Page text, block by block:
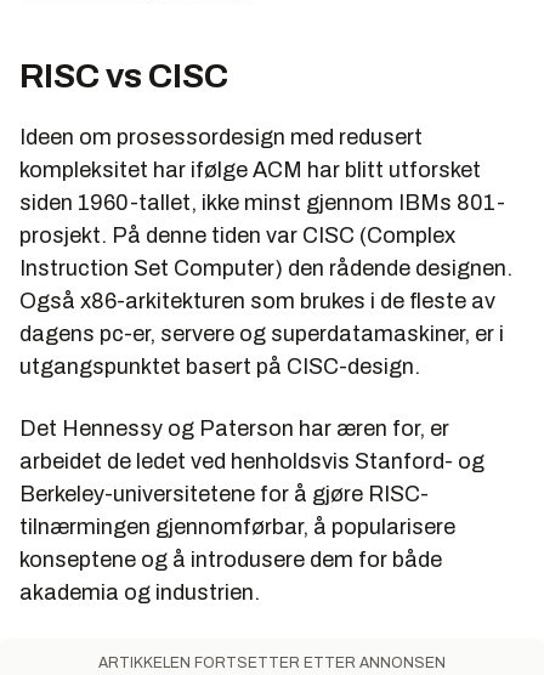
RISC vs CISC
Ideen om prosessordesign med redusert
kompleksitet har ifølge ACM har blitt utforsket
siden 1960-tallet, ikke minst gjennom IBMs 801-
prosjekt. På denne tiden var CISC (Complex
Instruction Set Computer) den rådende designen.
Også x86-arkitekturen som brukes i de fleste av
dagens pc-er, servere og superdatamaskiner, er i
utgangspunktet basert på CISC-design.
Det Hennessy og Paterson har æren for, er
arbeidet de ledet ved henholdsvis Stanford- og
Berkeley-universitetene for å gjøre RISC-
tilnærmingen gjennomførbar, å popularisere
konseptene og å introdusere dem for både
akademia og industrien.
ARTIKKELEN FORTSETTER ETTER ANNONSEN